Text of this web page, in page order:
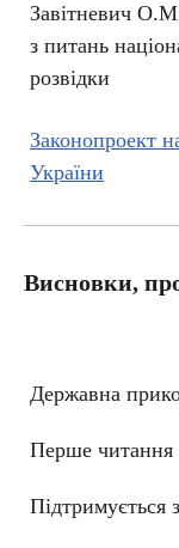
Завітневич
з питань
розвідки
Законопроект
України
Висновки,
Державна
Перше читання
Підтримується